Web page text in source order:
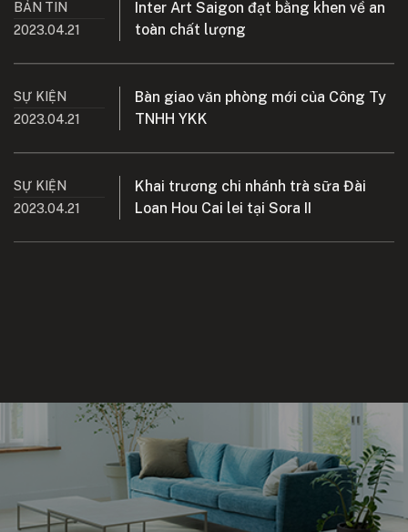
BẢN TIN
2023.04.21
Inter Art Saigon đạt bằng khen về an
toàn chất lượng
SỰ KIỆN
2023.04.21
Bàn giao văn phòng mới của Công Ty
TNHH YKK
SỰ KIỆN
2023.04.21
Khai trương chi nhánh trà sữa Đài
Loan Hou Cai lei tại Sora II